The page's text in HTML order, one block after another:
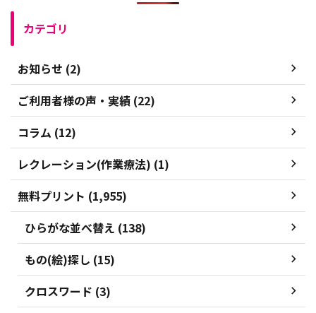
カテゴリ
お知らせ (2)
ご利用者様の声・実績 (22)
コラム (12)
レクレーション(作業療法) (1)
無料プリント (1,955)
ひらがな並べ替え (138)
もの(絵)探し (15)
クロスワード (3)